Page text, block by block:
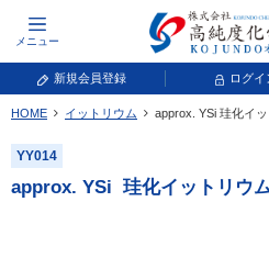
メニュー
新規会員登録 ログイ
元素記号で
元素周期表をタップすると、拡大表示されま
し、一覧へ移動してください。
HOME イットリウム approx. YSi 珪化イ
YY014
approx. YSi 珪化イットリウ